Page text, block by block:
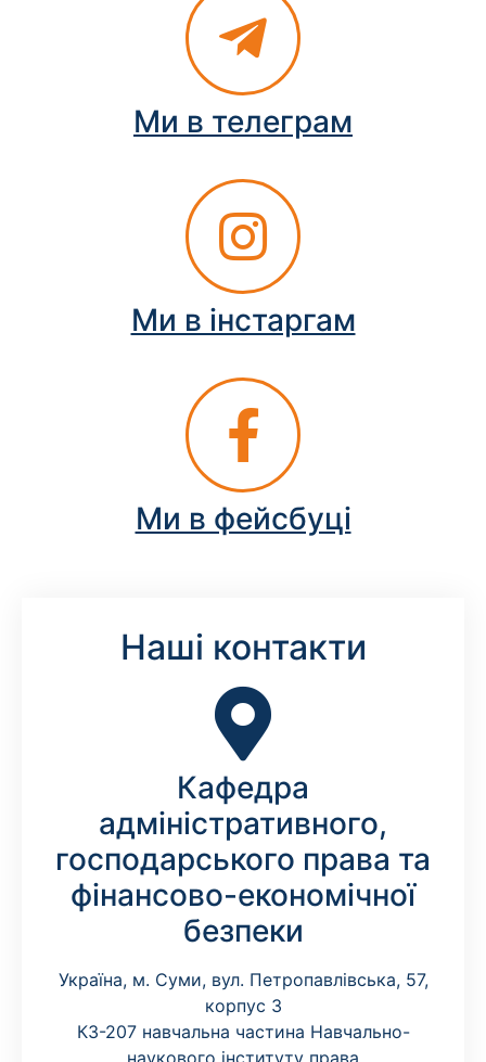
Ми в телеграм
Ми в інстаргам
Ми в фейсбуці
Наші контакти
Кафедра
адміністративного,
господарського права та
фінансово-економічної
безпеки
Україна, м. Суми, вул. Петропавлівська, 57,
корпус 3
К3-207 навчальна частина Навчально-
наукового інституту права